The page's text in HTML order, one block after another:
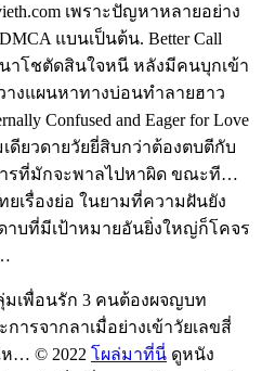
เพราะปัญหาหลายอย่าง
แบนเป็นต้น. Better Call
นาโชตัดสินใจหนี หลังมีคนบุกเข้า
งแผนหาทางบ่อนทำลายฮาว
Confused and Eager for Love
เดียวดายวัยยี่สิบกว่าต้องตบตีกับ
รที่มักจะพาลไปหาผิด ขณะที…
ทยเรื่องย่อ ในยามที่ความฝันยัง
าบที่มีเป้าหมายอันยิ่งใหญ่ก็โคจร
มเพื่อนรัก 3 คนต้องผจญบท
ารจากลาเมื่อย่างเข้าวัยเลขสี่
… © 2022 โผล่มาที่นี่ ดูหนัง